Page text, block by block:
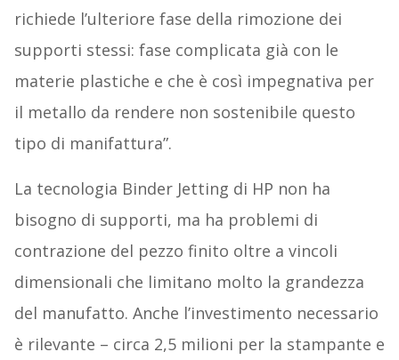
richiede l’ulteriore fase della rimozione dei
supporti stessi: fase complicata già con le
materie plastiche e che è così impegnativa per
il metallo da rendere non sostenibile questo
tipo di manifattura”.
La tecnologia Binder Jetting di HP non ha
bisogno di supporti, ma ha problemi di
contrazione del pezzo finito oltre a vincoli
dimensionali che limitano molto la grandezza
del manufatto. Anche l’investimento necessario
è rilevante – circa 2,5 milioni per la stampante e